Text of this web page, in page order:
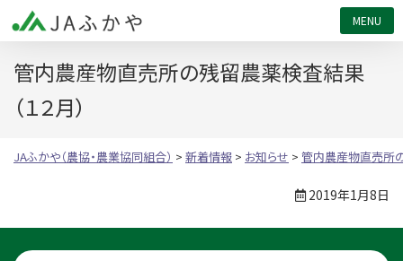
管内農産物直売所の残留農薬検査結果
（１２月）
JAふかや（農協・農業協同組合） > 新着情報 > お知らせ > 管内農産物直売所
2019年1月8日